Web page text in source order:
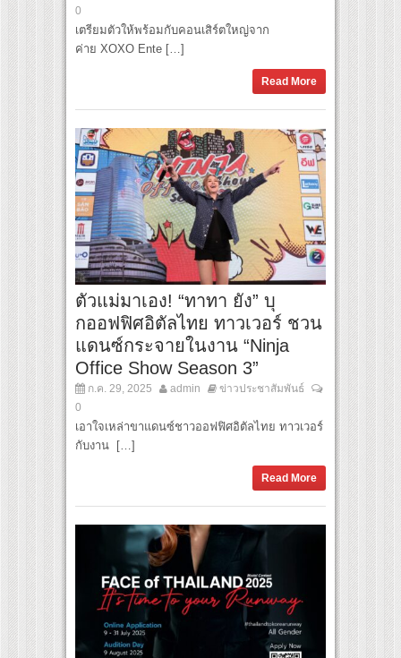
0
เตรียมตัวให้พร้อมกับคอนเสิร์ตใหญ่จาก
ค่าย XOXO Ente […]
Read More
ตัวแม่มาเอง! “ทาทา ยัง” บุ
กออฟฟิศอิตัลไทย ทาวเวอร์ ชวน
แดนซ์กระจายในงาน “Ninja
Office Show Season 3”
ก.ค. 29, 2025 admin
ข่าวประชาสัมพันธ์
0
เอาใจเหล่าขาแดนซ์ชาวออฟฟิศอิตัลไทย ทาวเวอร์
กับงาน […]
Read More